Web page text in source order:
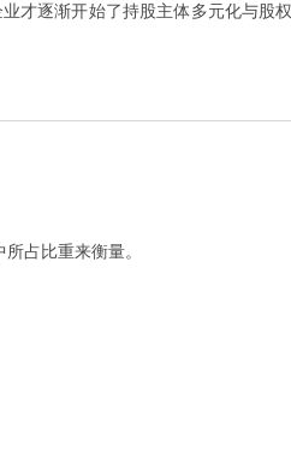
才逐渐开始了持股主体多元化与股
占比重来衡量。